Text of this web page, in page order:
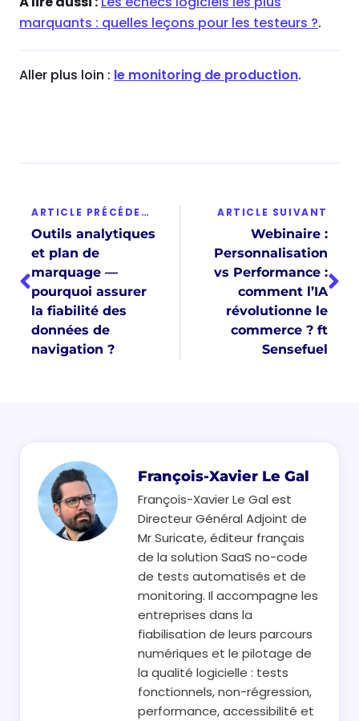
marquants : quelles leçons pour les testeurs ?.
Aller plus loin : le monitoring de production.
ARTICLE PRÉCÉDENT
Outils analytiques
et plan de
marquage —
pourquoi assurer
la fiabilité des
données de
navigation ?
ARTICLE SUIVANT
Webinaire :
Personnalisation
vs Performance :
comment l’IA
révolutionne le
commerce ? ft
Sensefuel
François-Xavier Le Gal
François-Xavier Le Gal est
Directeur Général Adjoint de
Mr Suricate, éditeur français
de la solution SaaS no-code
de tests automatisés et de
monitoring. Il accompagne les
entreprises dans la
fiabilisation de leurs parcours
numériques et le pilotage de
la qualité logicielle : tests
fonctionnels, non-régression,
performance, accessibilité et